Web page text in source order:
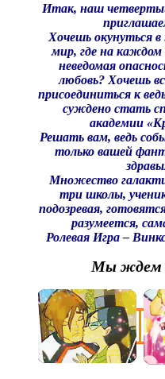
Итак, наш
Хочешь окунуться
мир, где на каждом
неведомая
любовь? Хочешь
присоединиться к
суждено стать
академии
Решать вам, ведь
только вашей
Множество
три школы,
подозревая,
разумеется,
Ролевая Игра –
Мы ждем